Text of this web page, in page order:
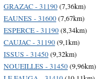
GRAZAC - 31190(7,36km)
EAUNES - 31600(7,67km)
ESPERCE - 31190(8,34km)
CAUJAC - 31190(9,1km)
ISSUS - 31450(9,32km)
NOUEILLES - 31450(9,96km)